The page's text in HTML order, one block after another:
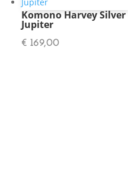
Komono Harvey Silver
Jupiter
€ 169,00